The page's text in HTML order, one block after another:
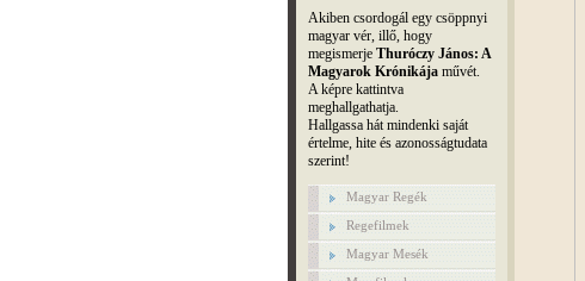
Akiben csordogál egy csöppnyi
magyar vér, illő, hogy
megismerje Thuróczy János: A
Magyarok Krónikájaművét.
A képre kattintva
meghallgathatja.
Hallgassa hát mindenki saját
értelme, hite és azonosságtudata
szerint!
Magyar Regék
Regefilmek
Magyar Mesék